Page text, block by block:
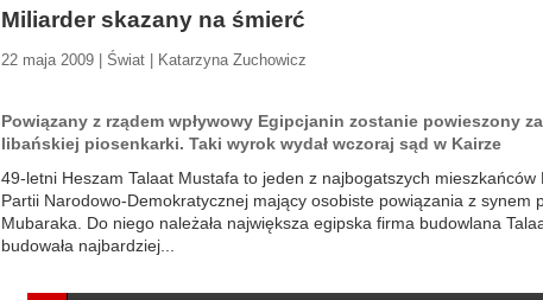
Miliarder skazany na śmierć
22 maja 2009 | Świat | Katarzyna Zuchowicz
Powiązany z rządem wpływowy Egipcjanin zostanie powieszony
libańskiej piosenkarki. Taki wyrok wydał wczoraj sąd w Kairze
49-letni Heszam Talaat Mustafa to jeden z najbogatszych
Partii Narodowo-Demokratycznej mający osobiste powiązania z synem
Mubaraka. Do niego należała największa egipska firma budowlana
budowała najbardziej...